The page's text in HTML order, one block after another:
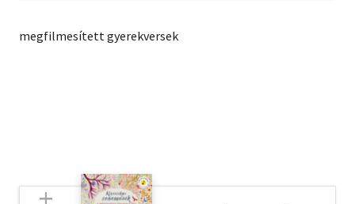
megfilmesített gyerekversek